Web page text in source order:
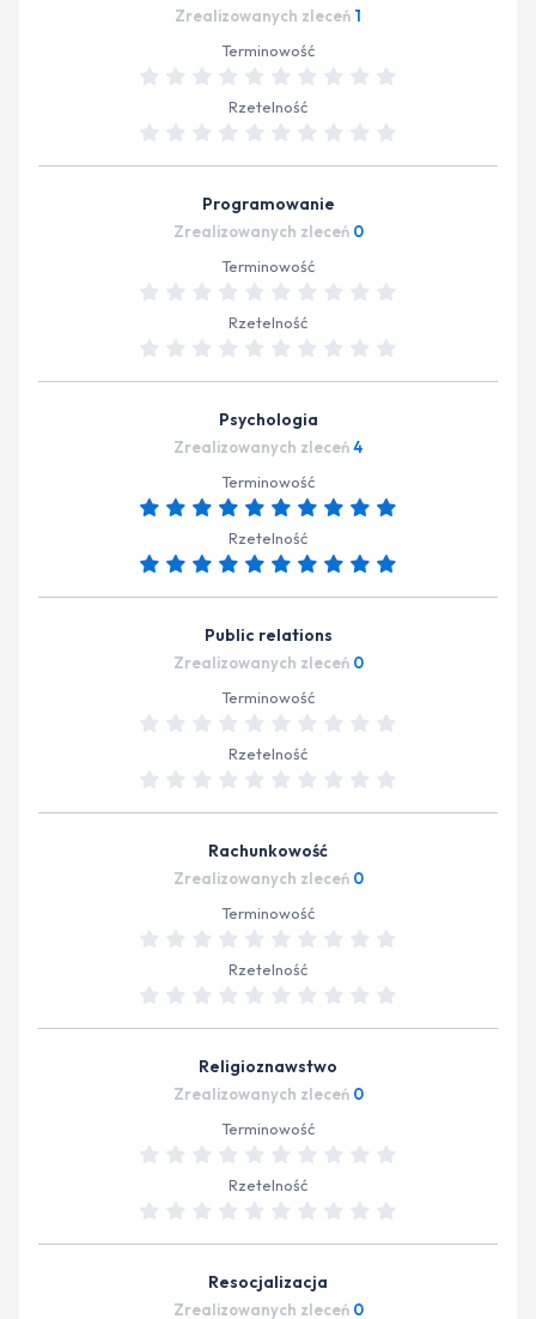
Zrealizowanych zleceń 1
Terminowość
Rzetelność
Programowanie
Zrealizowanych zleceń 0
Terminowość
Rzetelność
Psychologia
Zrealizowanych zleceń4
Terminowość
Rzetelność
Public relations
Zrealizowanych zleceń 0
Terminowość
Rzetelność
Rachunkowość
Zrealizowanych zleceń 0
Terminowość
Rzetelność
Religioznawstwo
Zrealizowanych zleceń 0
Terminowość
Rzetelność
Resocjalizacja
Zrealizowanych zleceń 0